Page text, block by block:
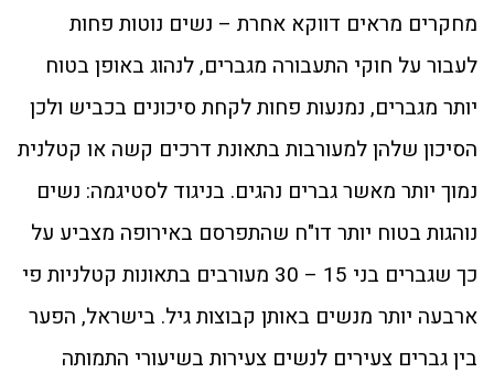
מחקרים מראים דווקא אחרת – נשים נוטות פחות
לעבור על חוקי התעבורה מגברים, לנהוג באופן בטוח
יותר מגברים, נמנעות פחות לקחת סיכונים בכביש ולכן
הסיכון שלהן למעורבות בתאונת דרכים קשה או קטלנית
נמוך יותר מאשר גברים נהגים. בניגוד לסטיגמה: נשים
נוהגות בטוח יותר דו"ח שהתפרסם באירופה מצביע על
כך שגברים בני 15 – 30 מעורבים בתאונות קטלניות פי
ארבעה יותר מנשים באותן קבוצות גיל. בישראל, הפער
בין גברים צעירים לנשים צעירות בשיעורי התמותה